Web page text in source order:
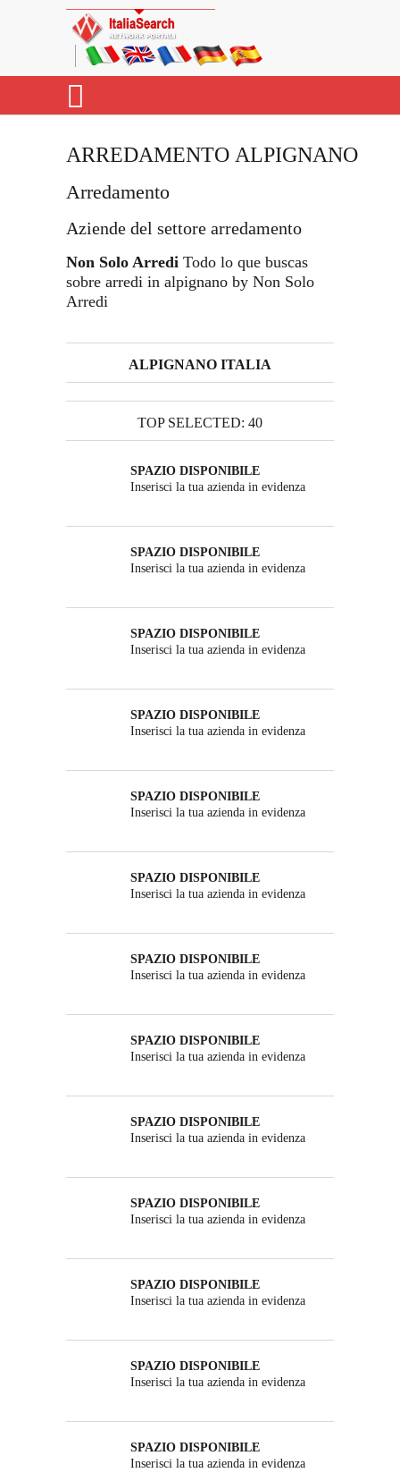
ARREDAMENTO ALPIGNANO
Arredamento
Aziende del settore arredamento
Non Solo Arredi Todo lo que buscas
sobre arredi in alpignano by Non Solo
Arredi
ALPIGNANO ITALIA
TOP SELECTED: 40
SPAZIO DISPONIBILE
Inserisci la tua azienda in evidenza
SPAZIO DISPONIBILE
Inserisci la tua azienda in evidenza
SPAZIO DISPONIBILE
Inserisci la tua azienda in evidenza
SPAZIO DISPONIBILE
Inserisci la tua azienda in evidenza
SPAZIO DISPONIBILE
Inserisci la tua azienda in evidenza
SPAZIO DISPONIBILE
Inserisci la tua azienda in evidenza
SPAZIO DISPONIBILE
Inserisci la tua azienda in evidenza
SPAZIO DISPONIBILE
Inserisci la tua azienda in evidenza
SPAZIO DISPONIBILE
Inserisci la tua azienda in evidenza
SPAZIO DISPONIBILE
Inserisci la tua azienda in evidenza
SPAZIO DISPONIBILE
Inserisci la tua azienda in evidenza
SPAZIO DISPONIBILE
Inserisci la tua azienda in evidenza
SPAZIO DISPONIBILE
Inserisci la tua azienda in evidenza